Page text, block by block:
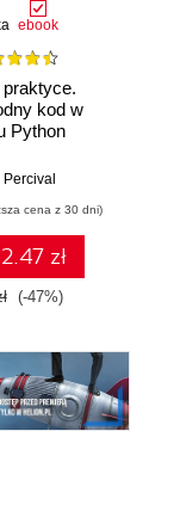
ebook
kod w
Python
Percival
cena z 30 dni)
zł
(-47%)